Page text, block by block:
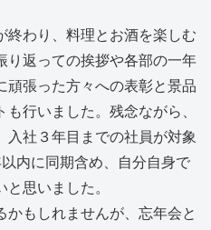
わり、料理とお酒を楽しむ
り返っての挨拶や各部の一年
頑張った方々への表彰と景品
行いました。残念ながら、
入社３年目までの社員が対象
内に同期含め、自分自身で
思いました。
かもしれませんが、忘年会と